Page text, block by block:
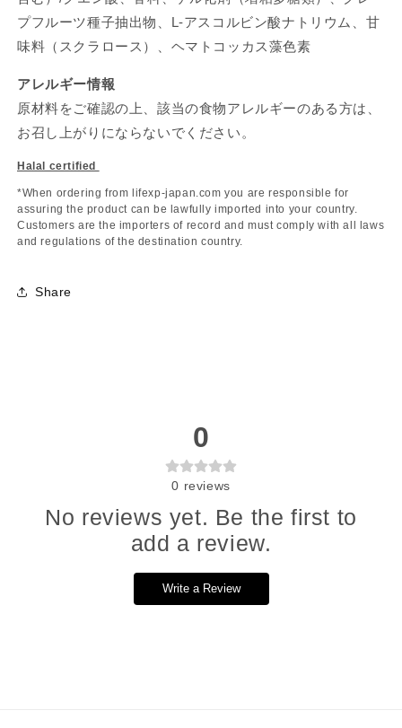
プフルーツ種子抽出物、 L-アスコルビン酸ナトリウム、甘
味料（スクラロース）、ヘマトコッカス藻色素
アレルギー情報
原材料をご確認の上、該当の食物アレルギーのある方は、
お召し上がりにならないでください。
Halal certified
*When ordering from lifexp-japan.com you are responsible for
assuring the product can be lawfully imported into your country.
Customers are the importers of record and must comply with all laws
and regulations of the destination country.
Share
0
0 reviews
No reviews yet. Be the first to
add a review.
Write a Review